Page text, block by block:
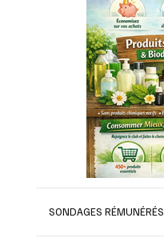
SONDAGES RÉMUNÉRÉS